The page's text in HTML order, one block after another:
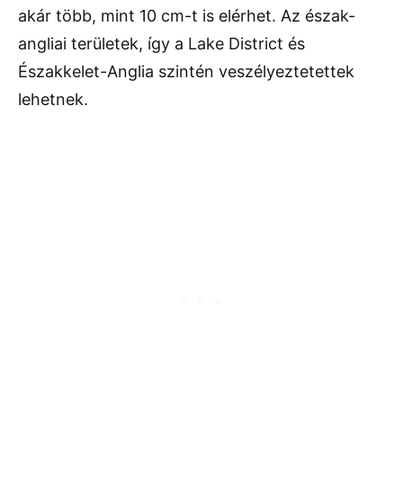
akár több, mint 10 cm-t is elérhet. Az észak-
angliai területek, így a Lake District és
Északkelet-Anglia szintén veszélyeztetettek
lehetnek.